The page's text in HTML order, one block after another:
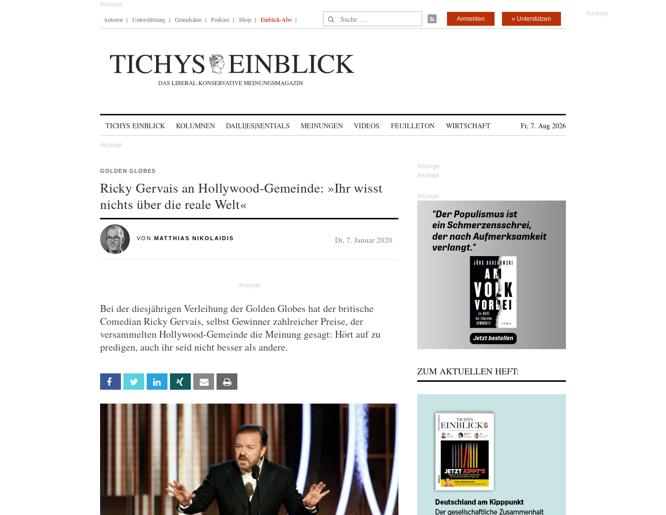
Autoren Unterstützung Grundsätze Podcast Shop Einblick-Abo Suche nach: » Unterstützen
Anmelden
TICHYS EINBLICK KOLUMNEN DAILI|ES|SENTIALS MEINUNGEN VIDEOS FEUILLETON WIRTSCHAFT Fr, 7. Aug 2026
GOLDEN GLOBES
Ricky Gervais an Hollywood-Gemeinde: »Ihr wisst
nichts über die reale Welt«
VON MATTHIAS NIKOLAIDIS Di, 7. Januar 2020
Bei der diesjährigen Verleihung der Golden Globes hat der britische
Comedian Ricky Gervais, selbst Gewinner zahlreicher Preise, der
versammelten Hollywood-Gemeinde die Meinung gesagt: Hört auf zu
predigen, auch ihr seid nicht besser als andere.
Facebook Twitter Linkedin Xing Email
Anzeige
ZUM AKTUELLEN HEFT: